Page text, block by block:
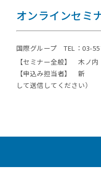
オンラインセミ
国際グループ TEL：03-
【セミナー全般】 木ノ
【申込み担当者】 新
して送信してください）